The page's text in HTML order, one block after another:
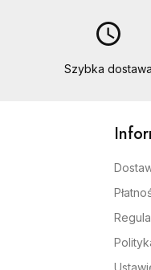
access_time
Szybka dostawa